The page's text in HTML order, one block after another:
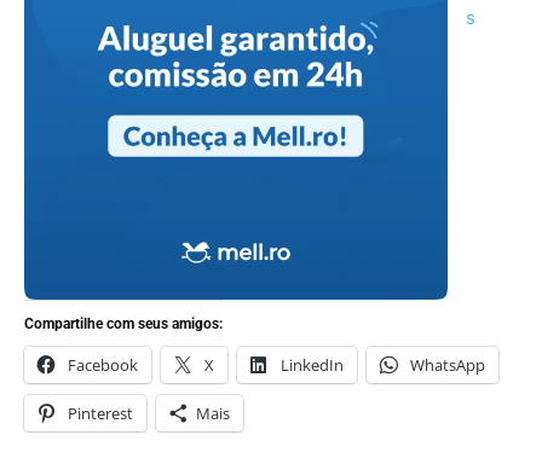
s
Compartilhe com seus amigos:
Facebook X LinkedIn WhatsApp
Pinterest Mais